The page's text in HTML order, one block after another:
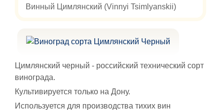
Винный Цимлянский (Vinnyi Tsimlyanskii)
Цимлянский черный - российский технический сорт
винограда.
Культивируется только на Дону.
Используется для производства тихих вин